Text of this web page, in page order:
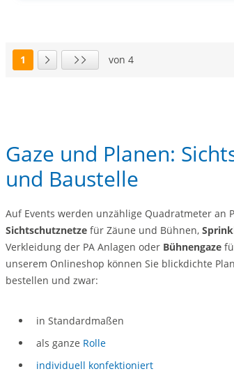
Seite
1
Nächste Seite
Letzte Seite
von 4
Gaze und Planen:
und Baustelle
Auf Events werden unzählige Quadratmeter an
Sichtschutznetze für Zäune und Bühnen,
Verkleidung der PA Anlagen oder Bühnengaze
unserem Onlineshop können Sie blickdichte
bestellen und zwar:
in Standardmaßen
als ganze Rolle
individuell konfektioniert